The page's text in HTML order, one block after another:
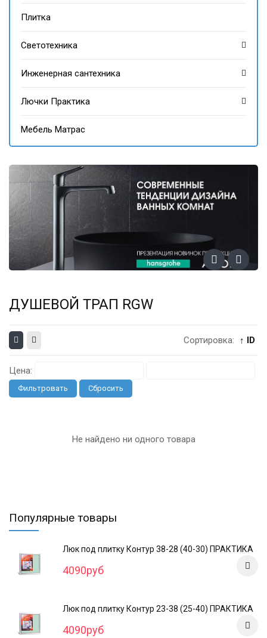
Плитка
Светотехника
Инженерная сантехника
Лючки Практика
Мебель Матрас
ДУШЕВОЙ ТРАП RGW
Сортировка: ↑ ID
Цена:
Фильтровать Сбросить
Не найдено ни одного товара
Популярные товары
Люк под плитку Контур 38-28 (40-30) ПРАКТИКА
4090руб
Люк под плитку Контур 23-38 (25-40) ПРАКТИКА
4090руб